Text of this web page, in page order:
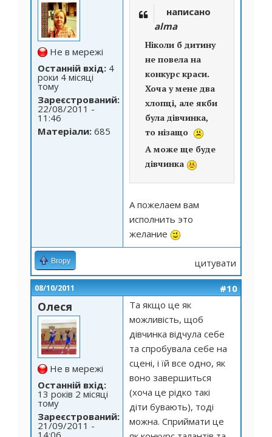
Не в мережі
Останній вхід: 4
роки 4 місяці
тому
Зареєстрований:
22/08/2011 -
11:46
Матеріали: 685
написано
alma
Ніколи б дитину
не повела на
конкурс краси.
Хоча у мене два
хлопці, але якби
була дівчинка,
то нізащо
А може ще буде
дівчинка
А пожелаем вам
исполнить это
желание
Вгору цитувати
08/10/2011 #10
Олеся
Не в мережі
Останній вхід:
13 років 2 місяці
тому
Зареєстрований:
21/09/2011 -
Та якщо це як
можливість, щоб
дівчинка відчула себе
та спробувала себе на
сцені, і їй все одно, як
воно завершиться
(хоча це рідко такі
діти бувають), тоді
можна. Сприймати це